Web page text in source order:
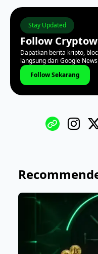
Stay Updated
Follow
Dapatkan berita kripto,
langsung dari Google
Follow Sekarang